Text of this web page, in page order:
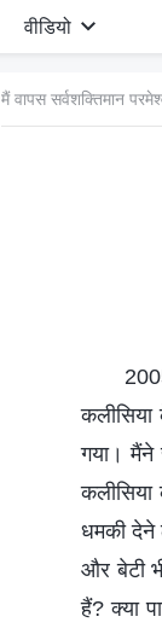
वीडियो
मैं वापस सर्वशक्तिमान
गया। मैंने
धमकी देने
और बेटी
हैं? क्या